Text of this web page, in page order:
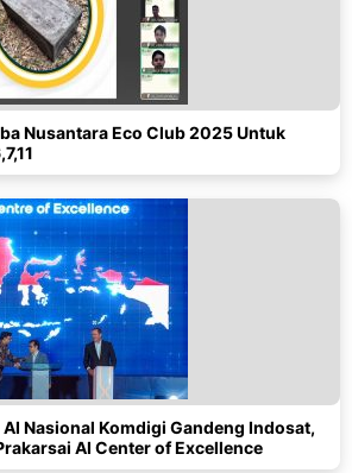
Nusantara Eco Club 2025 Untuk
Nasional Komdigi Gandeng Indosat,
AI Center of Excellence